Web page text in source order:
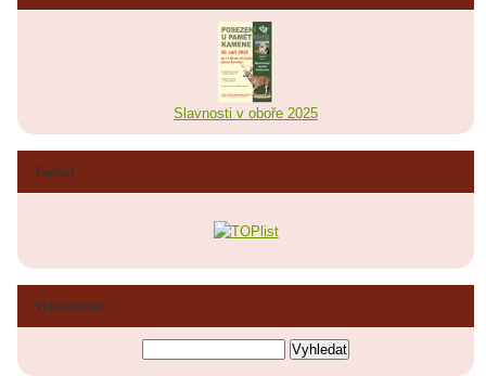
Slavnosti v oboře 2025
Toplist
Vyhledávání